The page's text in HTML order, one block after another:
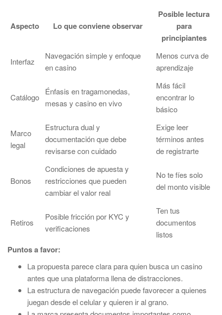
Aspecto Lo que conviene observar
Posible lectura
para
principiantes
Interfaz
Navegación simple y enfoque
en casino
Menos curva de
aprendizaje
Catálogo
Énfasis en tragamonedas,
mesas y casino en vivo
Más fácil
encontrar lo
básico
Marco
legal
Estructura dual y
documentación que debe
revisarse con cuidado
Exige leer
términos antes
de registrarte
Bonos
Condiciones de apuesta y
restricciones que pueden
cambiar el valor real
No te fíes solo
del monto visible
Retiros
Posible fricción por KYC y
verificaciones
Ten tus
documentos
listos
Puntos a favor:
La propuesta parece clara para quien busca un casino
antes que una plataforma llena de distracciones.
La estructura de navegación puede favorecer a quienes
juegan desde el celular y quieren ir al grano.